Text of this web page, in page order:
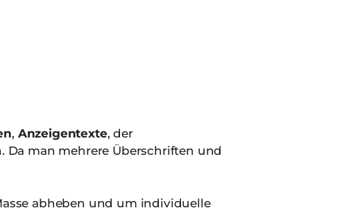
, Anzeigentexte, der
Da man mehrere Überschriften und
abheben und um individuelle